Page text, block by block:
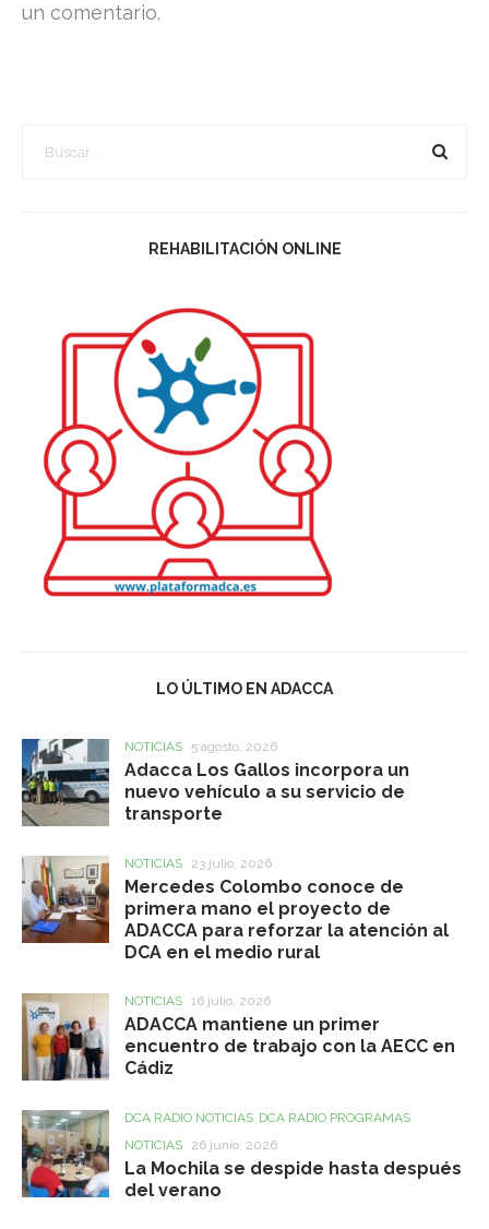
un comentario.
REHABILITACIÓN ONLINE
LO ÚLTIMO EN ADACCA
NOTICIAS 5 agosto, 2026
Adacca Los Gallos incorpora un
nuevo vehículo a su servicio de
transporte
NOTICIAS 23 julio, 2026
Mercedes Colombo conoce de
primera mano el proyecto de
ADACCA para reforzar la atención al
DCA en el medio rural
NOTICIAS 16 julio, 2026
ADACCA mantiene un primer
encuentro de trabajo con la AECC en
Cádiz
DCA RADIO NOTICIAS DCA RADIO PROGRAMAS
NOTICIAS
26 junio, 2026
La Mochila se despide hasta después
del verano